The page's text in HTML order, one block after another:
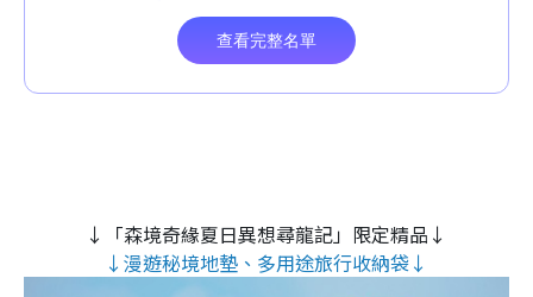
↓「森境奇緣夏日異想尋龍記」限定精品↓
↓漫遊秘境地墊、多用途旅行收納袋↓